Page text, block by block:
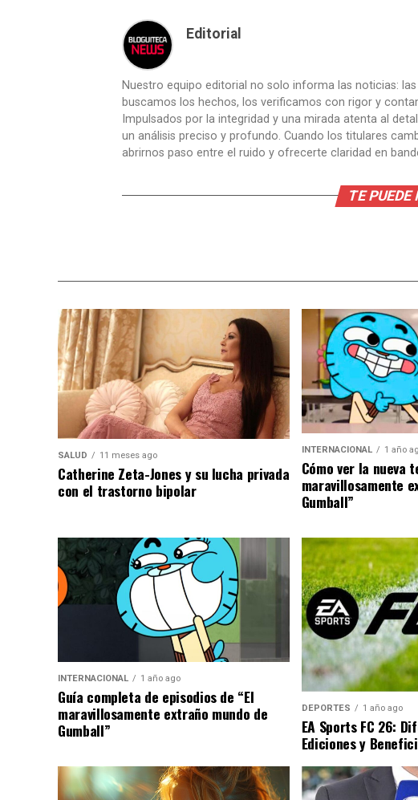
Editorial
Nuestro equipo editorial no solo informa las noticias:
buscamos los hechos, los verificamos con rigor y
Impulsados por la integridad y una mirada atenta al
un análisis preciso y profundo. Cuando los titulares
abrirnos paso entre el ruido y ofrecerte claridad en
TE
SALUD 11 meses ago
Catherine Zeta-Jones y su lucha privada
con el trastorno bipolar
INTERNACIONAL 1 año
Cómo ver la nueva
maravillosamente
Gumball”
INTERNACIONAL 1 año ago
Guía completa de episodios de “El
maravillosamente extraño mundo de
Gumball”
DEPORTES 1 año ago
EA Sports FC 26:
Ediciones y